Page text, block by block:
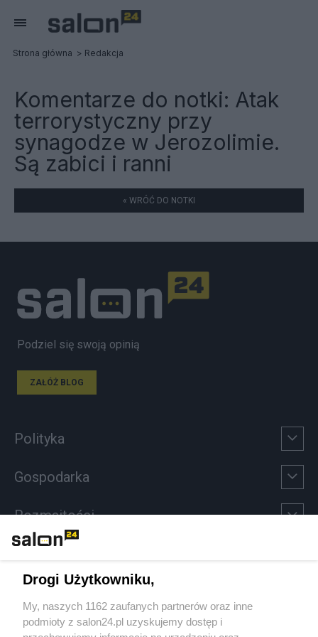
Strona główna Redakcja
Komentarze do notki: Atak
terrorystyczny przy
synagodze w Jerozolimie.
Są zabici i ranni
« WRÓĆ DO NOTKI
Podziel się swoją opinią
ZAŁÓŻ BLOG
Polityka
Gospodarka
Rozmaitości
Sport
Społeczeństwo
Drogi Użytkowniku,
My, naszych 1162 zaufanych partnerów oraz inne
podmioty z salon24.pl uzyskujemy dostęp i